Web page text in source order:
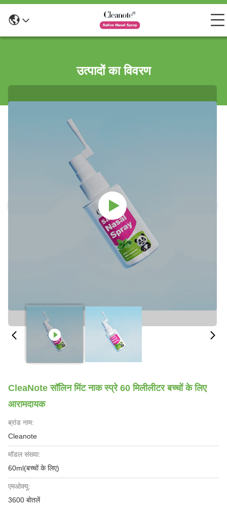
उत्पादों का विवरण
CleaNote सॉलिन मिंट नाक स्प्रे 60 मिलीलीटर बच्चों के लिए
आरामदायक
ब्रांड नाम:
Cleanote
मॉडल संख्या:
60ml(बच्चों के लिए)
एमओक्यू:
3600 बोतलें